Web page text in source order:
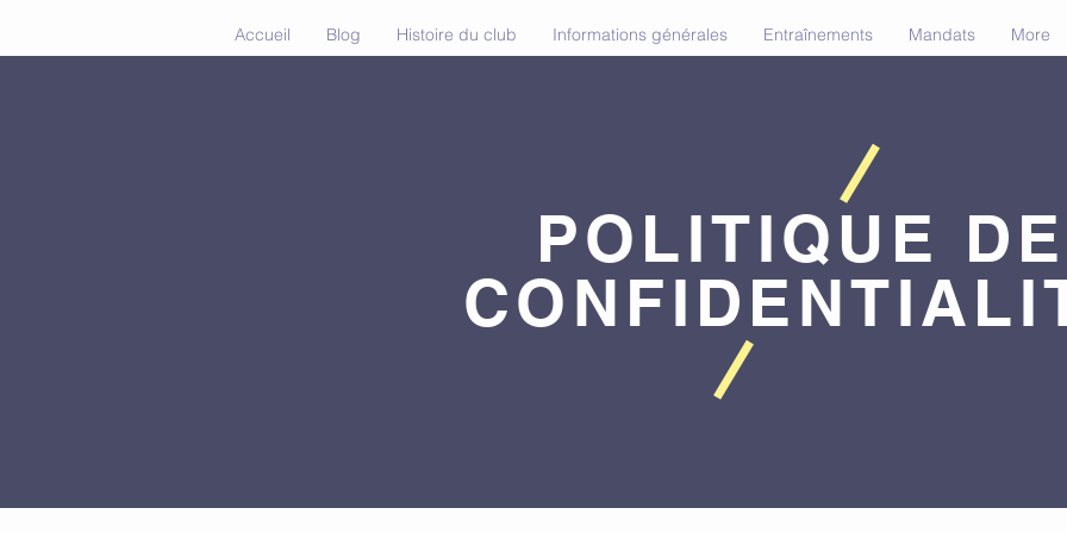
Accueil Blog Histoire du club Informations générales Entraînements Mandats More
POLITIQUE DE